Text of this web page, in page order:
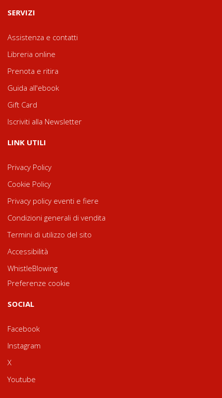
SERVIZI
Assistenza e contatti
Libreria online
Prenota e ritira
Guida all'ebook
Gift Card
Iscriviti alla Newsletter
LINK UTILI
Privacy Policy
Cookie Policy
Privacy policy eventi e fiere
Condizioni generali di vendita
Termini di utilizzo del sito
Accessibilità
WhistleBlowing
Preferenze cookie
SOCIAL
Facebook
Instagram
X
Youtube